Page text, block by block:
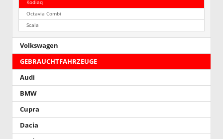
Kodiaq
Octavia Combi
Scala
Volkswagen
GEBRAUCHTFAHRZEUGE
Audi
BMW
Cupra
Dacia